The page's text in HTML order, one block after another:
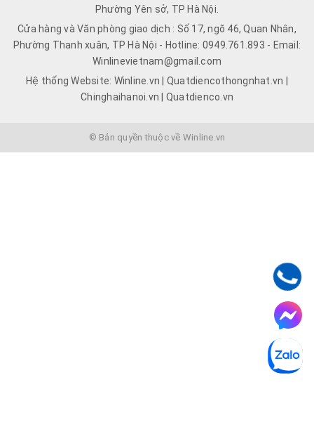
Phường Yên sở, TP Hà Nội.
Cửa hàng và Văn phòng giao dịch : Số 17, ngõ 46, Quan Nhân,
Phường Thanh xuân, TP Hà Nội - Hotline: 0949.761.893 - Email:
Winlinevietnam@gmail.com
Hệ thống Website: Winline.vn | Quatdiencothongnhat.vn |
Chinghaihanoi.vn | Quatdienco.vn
© Bản quyền thuộc về Winline.vn